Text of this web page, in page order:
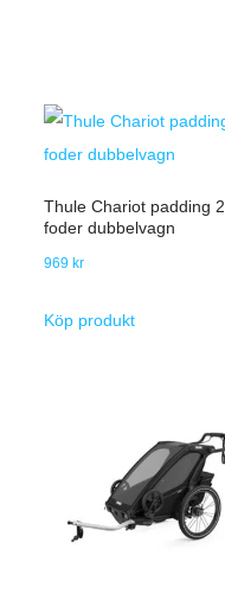
Thule Chariot padding 2
foder dubbelvagn
969kr
Köp produkt